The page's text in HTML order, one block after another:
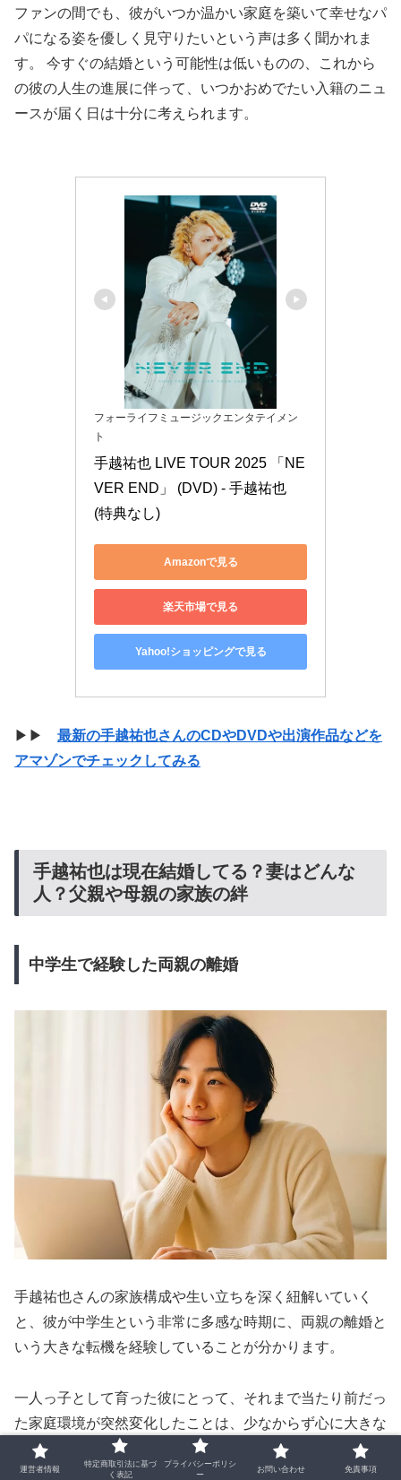
ファンの間でも、彼がいつか温かい家庭を築いて幸せなパ
パになる姿を優しく見守りたいという声は多く聞かれま
す。 今すぐの結婚という可能性は低いものの、これから
の彼の人生の進展に伴って、いつかおめでたい入籍のニュ
ースが届く日は十分に考えられます。
フォーライフミュージックエンタテイメン
ト
手越祐也 LIVE TOUR 2025 「NE
VER END」 (DVD) - 手越祐也
(特典なし)
Amazonで見る
楽天市場で見る
Yahoo!ショッピングで見る
▶▶ 最新の手越祐也さんのCDやDVDや出演作品などを
アマゾンでチェックしてみる
手越祐也は現在結婚してる？妻はどんな
人？父親や母親の家族の絆
中学生で経験した両親の離婚
手越祐也さんの家族構成や生い立ちを深く紐解いていく
と、彼が中学生という非常に多感な時期に、両親の離婚と
いう大きな転機を経験していることが分かります。
一人っ子として育った彼にとって、それまで当たり前だっ
た家庭環境が突然変化したことは、少なからず心に大きな
影響を与える出来事でした。 しかし、彼はこの大きな試
練に直面しながらも、決して後ろ向きになることなく、自
運営者情報
特定商取引法に基づ
く表記
プライバシーポリシ
ー
お問い合わせ 免責事項